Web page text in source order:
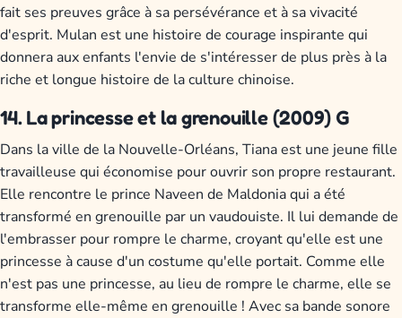
fait ses preuves grâce à sa persévérance et à sa vivacité
d'esprit. Mulan est une histoire de courage inspirante qui
donnera aux enfants l'envie de s'intéresser de plus près à la
riche et longue histoire de la culture chinoise.
14. La princesse et la grenouille (2009) G
Dans la ville de la Nouvelle-Orléans, Tiana est une jeune fille
travailleuse qui économise pour ouvrir son propre restaurant.
Elle rencontre le prince Naveen de Maldonia qui a été
transformé en grenouille par un vaudouiste. Il lui demande de
l'embrasser pour rompre le charme, croyant qu'elle est une
princesse à cause d'un costume qu'elle portait. Comme elle
n'est pas une princesse, au lieu de rompre le charme, elle se
transforme elle-même en grenouille ! Avec sa bande sonore